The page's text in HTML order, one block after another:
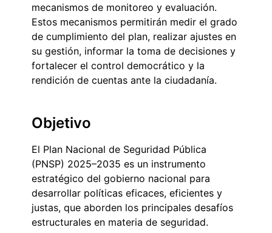
mecanismos de monitoreo y evaluación.
Estos mecanismos permitirán medir el grado
de cumplimiento del plan, realizar ajustes en
su gestión, informar la toma de decisiones y
fortalecer el control democrático y la
rendición de cuentas ante la ciudadanía.
Objetivo
El Plan Nacional de Seguridad Pública
(PNSP) 2025–2035 es un instrumento
estratégico del gobierno nacional para
desarrollar políticas eficaces, eficientes y
justas, que aborden los principales desafíos
estructurales en materia de seguridad.